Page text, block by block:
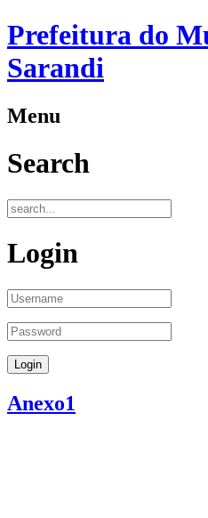
Prefeitura do
Sarandi
Menu
Search
Login
Anexo1